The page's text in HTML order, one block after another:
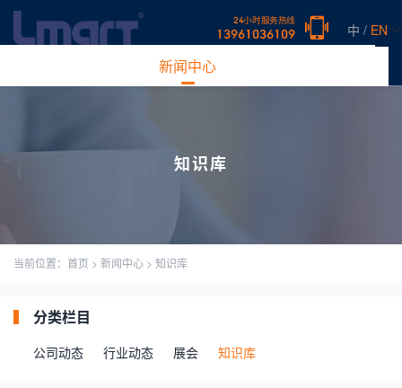
中 / EN
24小时服务热线
13961036109
新闻中心
知识库
当前位置： 首页 > 新闻中心 > 知识库
分类栏目
公司动态 行业动态 展会 知识库